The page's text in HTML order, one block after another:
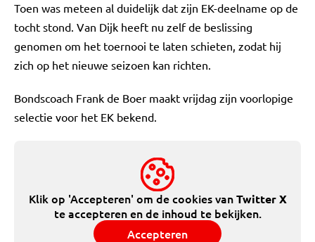
Toen was meteen al duidelijk dat zijn EK-deelname op de
tocht stond. Van Dijk heeft nu zelf de beslissing
genomen om het toernooi te laten schieten, zodat hij
zich op het nieuwe seizoen kan richten.
Bondscoach Frank de Boer maakt vrijdag zijn voorlopige
selectie voor het EK bekend.
Klik op 'Accepteren' om de cookies vanTwitter X
te accepteren en de inhoud te bekijken.
Accepteren